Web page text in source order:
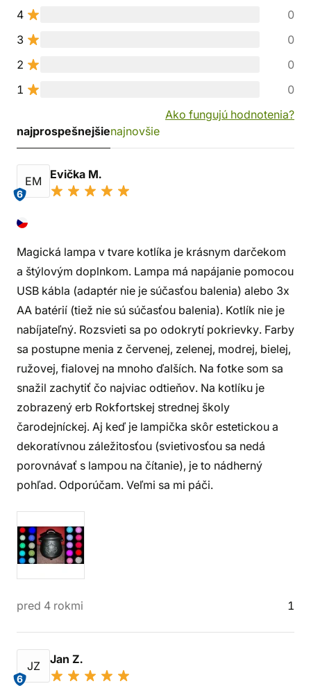
4
0
3
0
2
0
1
0
Ako fungujú hodnotenia?
najprospešnejšienajnovšie
EM
6
Evička M.
Magická lampa v tvare kotlíka je krásnym darčekom
a štýlovým doplnkom. Lampa má napájanie pomocou
USB kábla (adaptér nie je súčasťou balenia) alebo 3x
AA batérií (tiež nie sú súčasťou balenia). Kotlík nie je
nabíjateľný. Rozsvieti sa po odokrytí pokrievky. Farby
sa postupne menia z červenej, zelenej, modrej, bielej,
ružovej, fialovej na mnoho ďalších. Na fotke som sa
snažil zachytiť čo najviac odtieňov. Na kotlíku je
zobrazený erb Rokfortskej strednej školy
čarodejníckej. Aj keď je lampička skôr estetickou a
dekoratívnou záležitosťou (svietivosťou sa nedá
porovnávať s lampou na čítanie), je to nádherný
pohľad. Odporúčam. Veľmi sa mi páči.
pred 4 rokmi 1
JZ
6
Jan Z.